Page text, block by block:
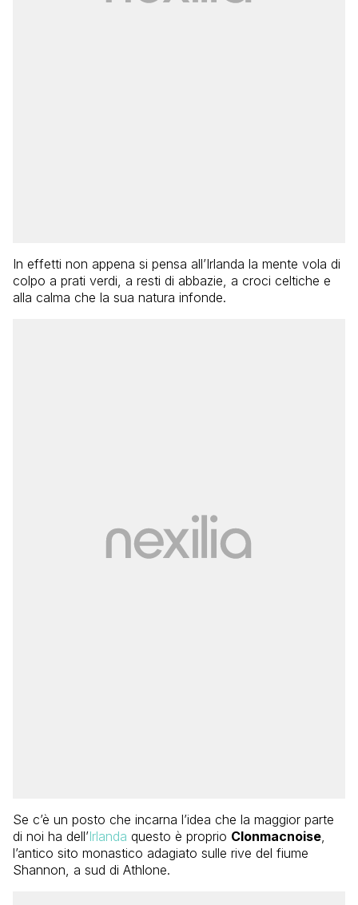
In effetti non appena si pensa all’Irlanda la mente vola di
colpo a prati verdi, a resti di abbazie, a croci celtiche e
alla calma che la sua natura infonde.
Se c’è un posto che incarna l’idea che la maggior parte
di noi ha dell’Irlanda questo è proprio Clonmacnoise
l’antico sito monastico adagiato sulle rive del fiume
Shannon, a sud di Athlone.